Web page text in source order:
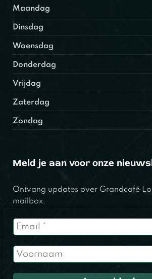
Maandag
Dinsdag
Woensdag
Donderdag
Vrijdag
Zaterdag
Zondag
Meld je aan voor onze
Ontvang updates over Grandcafé
mailbox.